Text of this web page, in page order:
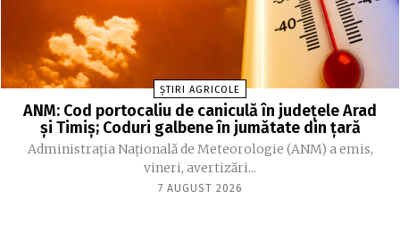
ȘTIRI AGRICOLE
ANM: Cod portocaliu de caniculă în judeţele Arad
şi Timiş; Coduri galbene în jumătate din ţară
Administraţia Naţională de Meteorologie (ANM) a emis,
vineri, avertizări...
7 AUGUST 2026